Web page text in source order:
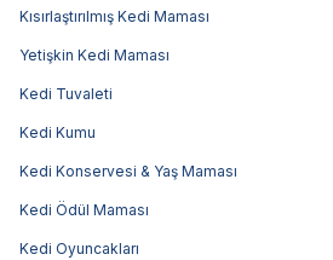
Kısırlaştırılmış Kedi Maması
Yetişkin Kedi Maması
Kedi Tuvaleti
Kedi Kumu
Kedi Konservesi & Yaş Maması
Kedi Ödül Maması
Kedi Oyuncakları